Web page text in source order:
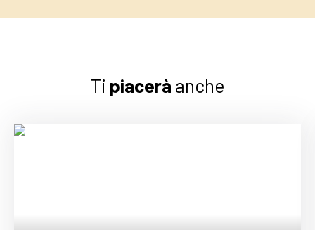
Ti piacerà anche